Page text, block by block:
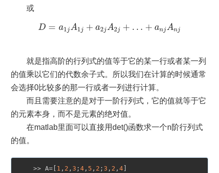
或
D = a1jA1j + a2jA2j + … + anjAnj
1jA j+ A + n
就是指高阶的行列式的值等于它的某一行或者某一列
的值乘以它们的代数余子式。所以我们在计算的时候通常
会选择0比较多的那一行或者一列进行计算。
而且需要注意的是对于一阶行列式，它的值就等于它
的元素本身，而不是元素的绝对值。
在matlab里面可以直接用det()函数求一个n阶行列式
的值。
    >> A=[
1 , 2 ,3 ;4 , 5 , 2 ;3 , 2 ,4